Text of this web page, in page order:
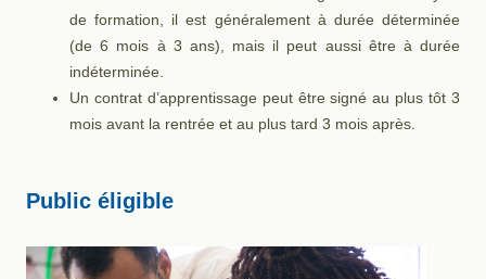
de formation, il est généralement à durée déterminée
(de 6 mois à 3 ans), mais il peut aussi être à durée
indéterminée.
Un contrat d’apprentissage peut être signé au plus tôt 3
mois avant la rentrée et au plus tard 3 mois après.
Public éligible